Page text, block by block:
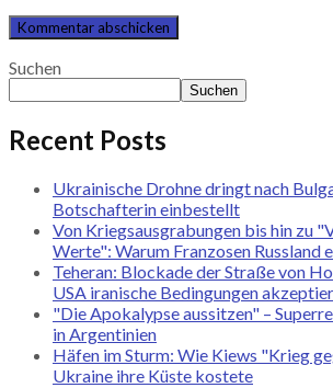
Suchen
Suchen
Recent Posts
Ukrainische Drohne dringt nach
Botschafterin einbestellt
Von Kriegsausgrabungen bis hin zu
Werte": Warum Franzosen Russland
Teheran: Blockade der Straße von
USA iranische Bedingungen
"Die Apokalypse aussitzen" –
in Argentinien
Häfen im Sturm: Wie Kiews "Krieg
Ukraine ihre Küste kostete